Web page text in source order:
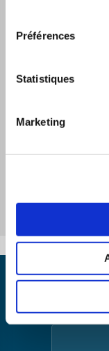
Préférences
Statistiques
Marketing
Accéder à cette
du site d’en